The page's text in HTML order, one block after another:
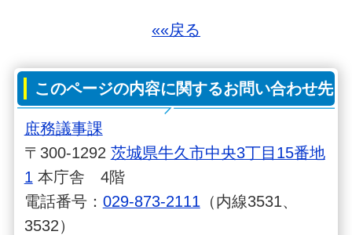
««戻る
このページの内容に関するお問い合わせ先
庶務議事課
〒300-1292 茨城県牛久市中央3丁目15番地
1 本庁舎 4階
電話番号： 029-873-2111 （内線3531、
3532）